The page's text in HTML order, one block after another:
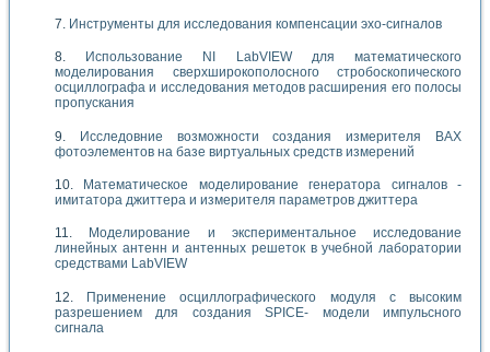
Инструменты для исследования компенсации эхо-сигналов
Использование NI LabVIEW для математического
моделирования сверхширокополосного стробоскопического
осциллографа и исследования методов расширения его полосы
пропускания
Исследовние возможности создания измерителя ВАХ
фотоэлементов на базе виртуальных средств измерений
Математическое моделирование генератора сигналов -
имитатора джиттера и измерителя параметров джиттера
Моделирование и экспериментальное исследование
линейных антенн и антенных решеток в учебной лаборатории
средствами LabVIEW
Применение осциллографического модуля с высоким
разрешением для создания SPICE- модели импульсного
сигнала